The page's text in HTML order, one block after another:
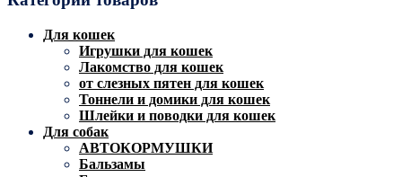
Для кошек
Игрушки для кошек
Лакомство для кошек
от слезных пятен для кошек
Тоннели и домики для кошек
Шлейки и поводки для кошек
Для собак
АВТОКОРМУШКИ
Бальзамы